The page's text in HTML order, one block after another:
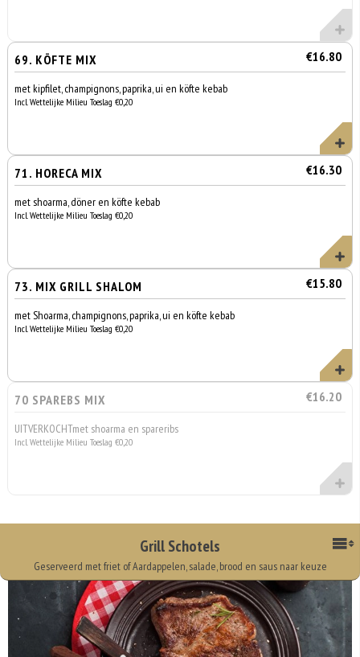
69. KÖFTE MIX €16.80
met kipfilet, champignons, paprika, ui en köfte kebab
Incl. Wettelijke Milieu Toeslag €0,20
71. HORECA MIX €16.30
met shoarma, döner en köfte kebab
Incl. Wettelijke Milieu Toeslag €0,20
73. MIX GRILL SHALOM €15.80
met Shoarma, champignons, paprika, ui en köfte kebab
Incl. Wettelijke Milieu Toeslag €0,20
70 SPAREBS MIX €16.20
UITVERKOCHTmet shoarma en spareribs
Incl. Wettelijke Milieu Toeslag €0,20
Grill Schotels
Geserveerd met friet of Aardappelen, salade, brood en saus naar keuze